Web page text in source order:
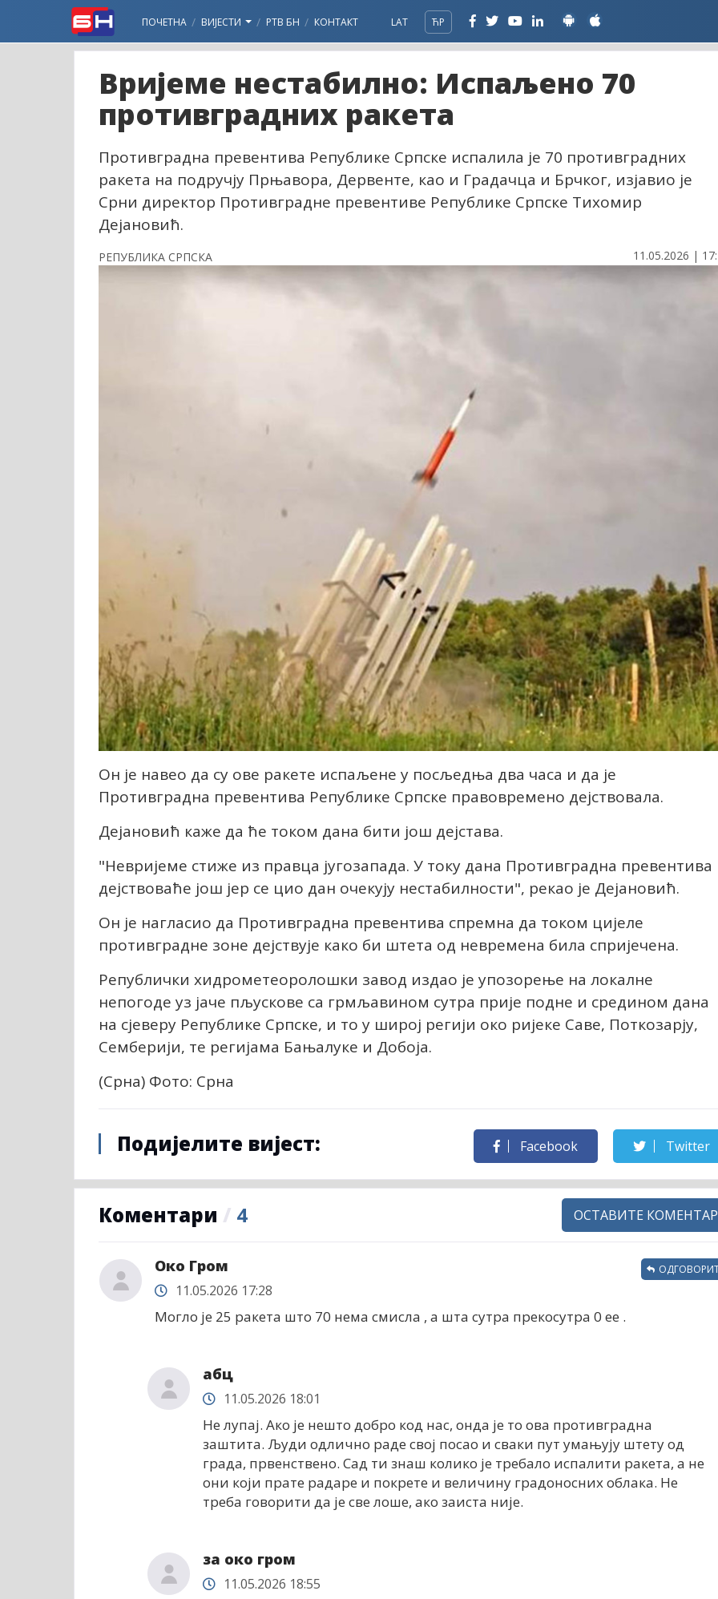
ПОЧЕТНА ВИЈЕСТИ РТВ БН КОНТАКТ LAT ЋР
Вријеме нестабилно: Испаљено 70
противградних ракета
Противградна превентива Републике Српске испалила је 70 противградних
ракета на подручју Прњавора, Дервенте, као и Градачца и Брчког, изјавио је
Срни директор Противградне превентиве Републике Српске Тихомир
Дејановић.
РЕПУБЛИКА СРПСКА 11.05.2026 |
Он је навео да су ове ракете испаљене у посљедња два часа и да је
Противградна превентива Републике Српске правовремено дејствовала.
Дејановић каже да ће током дана бити још дејстава.
"Невријеме стиже из правца југозапада. У току дана Противградна превентива
дејствоваће још јер се цио дан очекују нестабилности", рекао је Дејановић.
Он је нагласио да Противградна превентива спремна да током цијеле
противградне зоне дејствује како би штета од невремена била спријечена.
Републички хидрометеоролошки завод издао је упозорење на локалне
непогоде уз јаче пљускове са грмљавином сутра прије подне и средином дана
на сјеверу Републике Српске, и то у широј регији око ријеке Саве, Поткозарју,
Семберији, те регијама Бањалуке и Добоја.
(Срна) Фото: Срна
Подијелите вијест: Facebook Twitter
Коментари / 4 ОСТАВИТЕ КОМЕНТАР
Око Гром
11.05.2026 17:28
Могло је 25 ракета што 70 нема смисла , а шта сутра прекосутра 0 ее .
абц
11.05.2026 18:01
Не лупај. Ако је нешто добро код нас, онда је то ова противградна
заштита. Људи одлично раде свој посао и сваки пут умањују штету од
града, првенствено. Сад ти знаш колико је требало испалити ракета, а не
они који прате радаре и покрете и величину градоносних облака. Не
треба говорити да је све лоше, ако заиста није.
за око гром
11.05.2026 18:55